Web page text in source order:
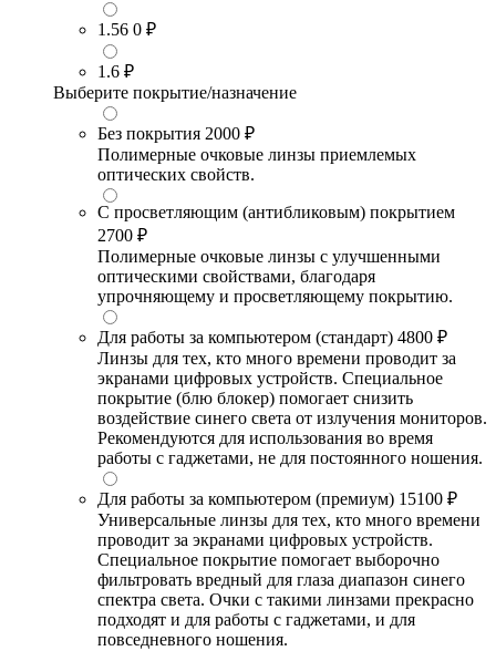
1.56 0 ₽
1.6 ₽
Выберите покрытие/назначение
Без покрытия 2000 ₽
Полимерные очковые линзы приемлемых
оптических свойств.
С просветляющим (антибликовым) покрытием
2700 ₽
Полимерные очковые линзы с улучшенными
оптическими свойствами, благодаря
упрочняющему и просветляющему покрытию.
Для работы за компьютером (стандарт) 4800 ₽
Линзы для тех, кто много времени проводит за
экранами цифровых устройств. Специальное
покрытие (блю блокер) помогает снизить
воздействие синего света от излучения мониторов.
Рекомендуются для использования во время
работы с гаджетами, не для постоянного ношения.
Для работы за компьютером (премиум) 15100 ₽
Универсальные линзы для тех, кто много времени
проводит за экранами цифровых устройств.
Специальное покрытие помогает выборочно
фильтровать вредный для глаза диапазон синего
спектра света. Очки с такими линзами прекрасно
подходят и для работы с гаджетами, и для
повседневного ношения.